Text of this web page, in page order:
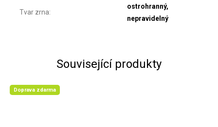
Tvar zrna:
ostrohranný,
nepravidelný
Související produkty
Doprava zdarma